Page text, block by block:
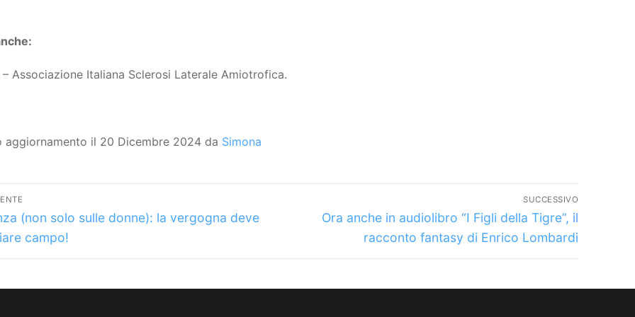
– Associazione Italiana Sclerosi Laterale Amiotrofica.
aggiornamento il 20 Dicembre 2024 da Simona
(non solo sulle donne): la vergogna deve
campo!
SUCCESSIVO
Articolo
successivo:
Ora anche in audiolibro “I Figli della Tigre”, il
racconto fantasy di Enrico Lombardi